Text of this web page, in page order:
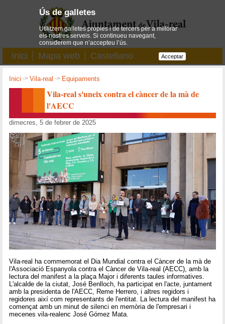
Inici Mapa web Castellano
Inici ->Vila-real -> Equipaments
Vila-real s'uneix contra el càncer de la mà de
l'AECC
dimecres, 5 de febrer de 2025
Vila-real ha commemorat el Dia Mundial contra el Càncer de la mà de
l'Associació Espanyola contra el Càncer de Vila-real (AECC), amb la
lectura del manifest a la plaça Major i diferents taules informatives.
L'alcalde de la ciutat, José Benlloch, ha participat en l'acte, juntament
amb la presidenta de l'AECC, Reme Herrero, i altres regidors i
regidores així com representants de l'entitat. La lectura del manifest ha
començat amb un minut de silenci en memòria de l'empresari i
mecenes vila-realenc José Gómez Mata.
Ús de galletes
Utilitzem galletes pròpies i de tercers per a millorar
els nostres serveis. Si continueu navegant,
considerem que n’accepteu l’ús.
Acceptar